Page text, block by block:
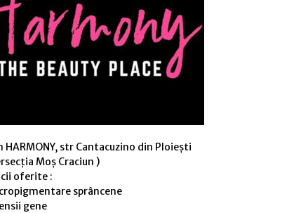
HARMONY, str Cantacuzino din Ploiești
Moș Craciun )
oferite :
sprâncene
gene